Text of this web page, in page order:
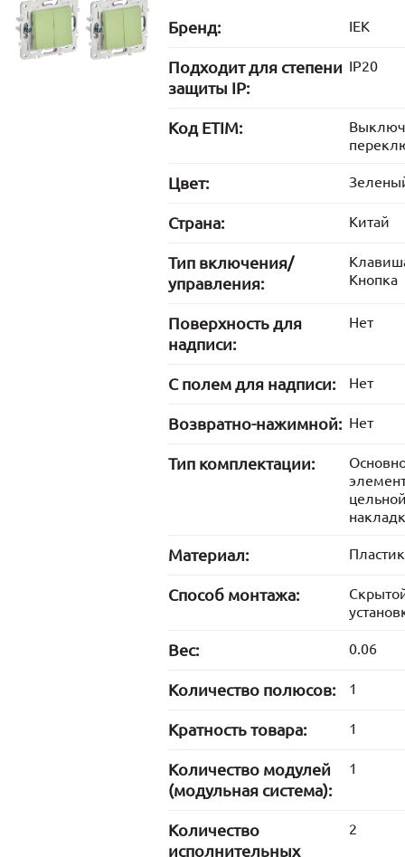
Бренд: IEK
Подходит для степени
защиты IP:
IP20
Код ETIM:
Цвет:
Страна: Китай
Тип включения/
управления:
Кнопка
Поверхность для
надписи:
Нет
С полем для надписи: Нет
Возвратно-нажимной: Нет
Тип комплектации:
Материал: Пластик
Способ монтажа:
Вес: 0.06
Количество полюсов: 1
Кратность товара: 1
Количество модулей
(модульная система):
1
Количество
исполнительных
2